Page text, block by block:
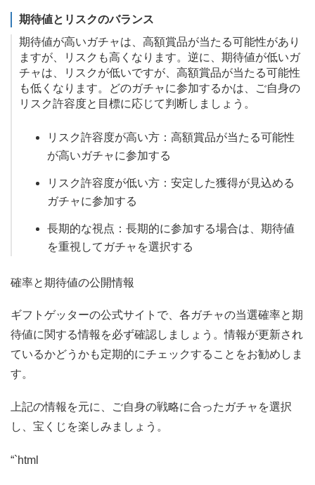
期待値とリスクのバランス
期待値が高いガチャは、高額賞品が当たる可能性があり
ますが、リスクも高くなります。逆に、期待値が低いガ
チャは、リスクが低いですが、高額賞品が当たる可能性
も低くなります。どのガチャに参加するかは、ご自身の
リスク許容度と目標に応じて判断しましょう。
リスク許容度が高い方：高額賞品が当たる可能性
が高いガチャに参加する
リスク許容度が低い方：安定した獲得が見込める
ガチャに参加する
長期的な視点：長期的に参加する場合は、期待値
を重視してガチャを選択する
確率と期待値の公開情報
ギフトゲッターの公式サイトで、各ガチャの当選確率と期
待値に関する情報を必ず確認しましょう。情報が更新され
ているかどうかも定期的にチェックすることをお勧めしま
す。
上記の情報を元に、ご自身の戦略に合ったガチャを選択
し、宝くじを楽しみましょう。
“`html